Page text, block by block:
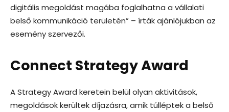
digitális megoldást magába foglalhatna a vállalati
belső kommunikáció területén” – írták ajánlójukban az
esemény szervezői.
Connect Strategy Award
A Strategy Award keretein belül olyan aktivitások,
megoldások kerültek díjazásra, amik túlléptek a belső